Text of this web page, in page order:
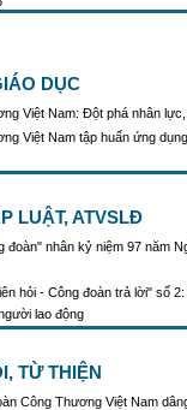
động của CĐCTVN thực
dẫn số 28/HD-BTGDVTW
lập, ngày tái lập sau sắp
"Chiến dịch 500 ngày đêm
kỷ niệm 97 năm Ngày thành
trong nhiệm kỳ Đại hội XIV của
thị số 25/CT-TTg của Thủ
buôn lậu, vận chuyển, sản
tình hình mới
DỤC
Việt Nam: Đột phá nhân
Việt Nam tập huấn ứng
LUẬT, ATVSLĐ
đoàn" nhân kỷ niệm 97 năm
hỏi - Công đoàn trả lời" số
lao động
TỪ THIỆN
Công Thương Việt Nam